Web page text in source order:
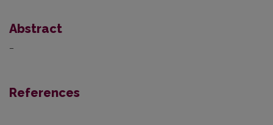
Abstract
–
References